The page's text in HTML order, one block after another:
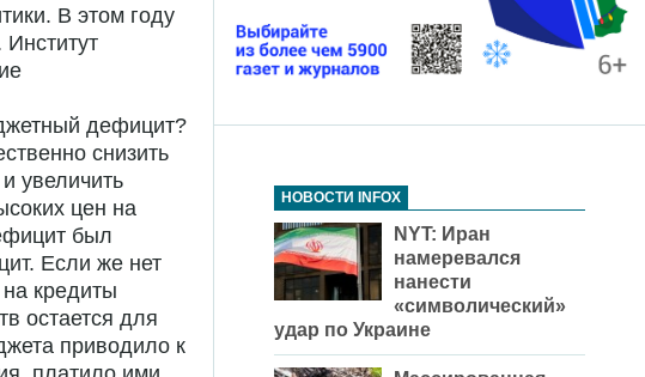
В этом году
дефицит?
снизить
увеличить
цен на
был
Если же нет
кредиты
остается для
приводило к
НОВОСТИ INFOX
NYT: Иран
намеревался
нанести
«символический»
удар по Украине